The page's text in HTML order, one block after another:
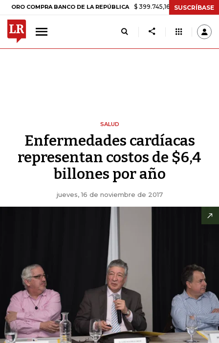
COMPRA BANCO DE LA REPÚBLICA $ 399.745,16 +$ 2.295,71 +0,58%
SUSCRÍBASE
SALUD
Enfermedades cardíacas
representan costos de $6,4
billones por año
jueves, 16 de noviembre de 2017